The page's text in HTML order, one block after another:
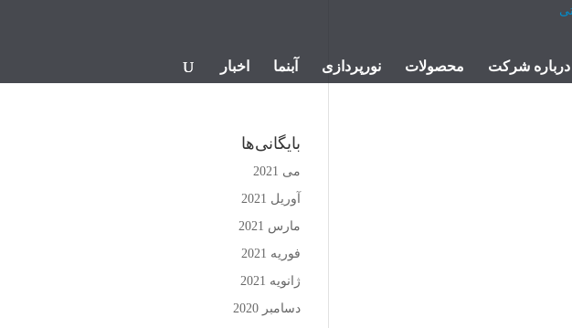
درباره شرکت محصولات نورپردازی آبنما اخبار
بایگانی‌ها
می 2021
آوریل 2021
مارس 2021
فوریه 2021
ژانویه 2021
دسامبر 2020